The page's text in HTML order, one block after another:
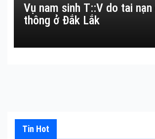
Vụ nam sinh T::V do tai nạn
thông ở Đắk Lắk
Tin Hot